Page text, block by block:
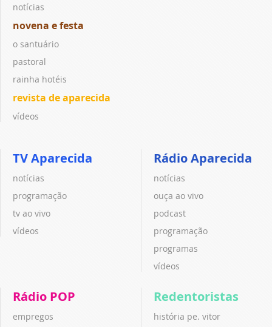
notícias
novena e festa
o santuário
pastoral
rainha hotéis
revista de aparecida
vídeos
TV Aparecida
notícias
programação
tv ao vivo
vídeos
Rádio Aparecida
notícias
ouça ao vivo
podcast
programação
programas
vídeos
Rádio POP
empregos
Redentoristas
história pe. vitor